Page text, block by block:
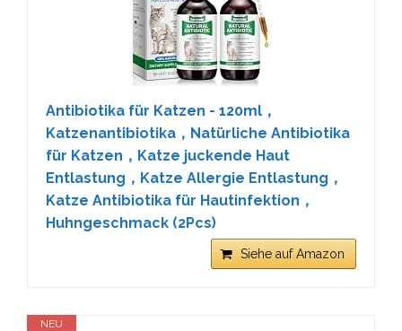
Antibiotika für Katzen - 120ml，
Katzenantibiotika，Natürliche Antibiotika
für Katzen，Katze juckende Haut
Entlastung，Katze Allergie Entlastung，
Katze Antibiotika für Hautinfektion，
Huhngeschmack (2Pcs)
Siehe auf Amazon
NEU